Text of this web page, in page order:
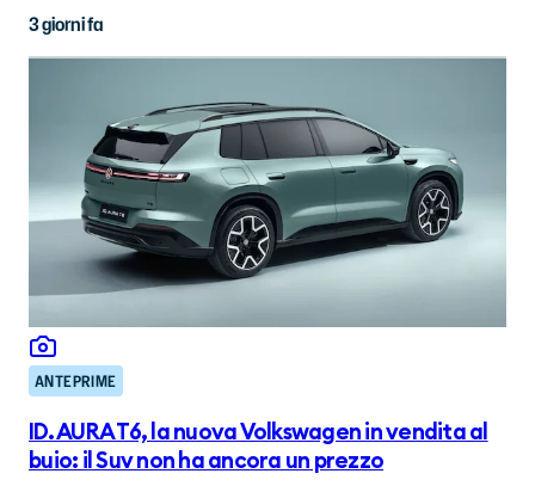
3 giorni fa
ANTEPRIME
ID. AURA T6, la nuova Volkswagen in vendita al
buio: il Suv non ha ancora un prezzo